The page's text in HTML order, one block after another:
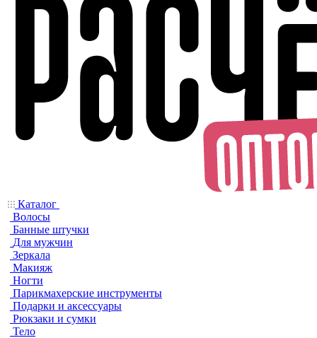
Каталог
Волосы
Банные штучки
Для мужчин
Зеркала
Макияж
Ногти
Парикмахерские инструменты
Подарки и аксессуары
Рюкзаки и сумки
Тело